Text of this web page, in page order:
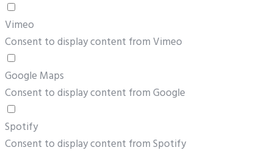
Vimeo
Consent to display content from Vimeo
Google Maps
Consent to display content from Google
Spotify
Consent to display content from Spotify